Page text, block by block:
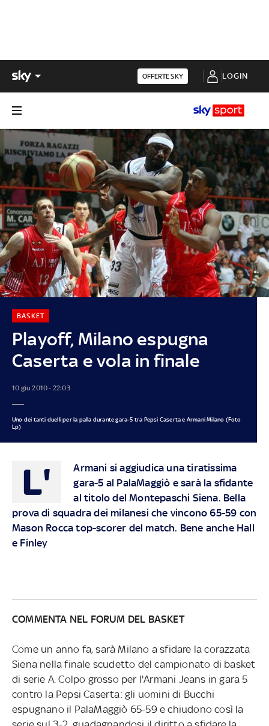
OFFERTE SKY LOGIN
Playoff, Milano espugna
Caserta e vola in finale
BASKET
10 giu 2010 - 22:03
Uno dei tanti duelli per la palla durante gara-5 tra Pepsi Caserta e Armani Milano (Foto
Lp)
L'
Armani si aggiudica una tiratissima
gara-5 al PalaMaggiò e sarà la sfidante
al titolo del Montepaschi Siena. Bella
prova di squadra dei milanesi che vincono 65-59 con
Mason Rocca top-scorer del match. Bene anche Hall
e Finley
COMMENTA NEL FORUM DEL BASKET
Come un anno fa, sarà Milano a sfidare la corazzata
Siena nella finale scudetto del campionato di basket
di serie A. Colpo grosso per l'Armani Jeans in gara 5
contro la Pepsi Caserta: gli uomini di Bucchi
espugnano il PalaMaggiò 65-59 e chiudono così la